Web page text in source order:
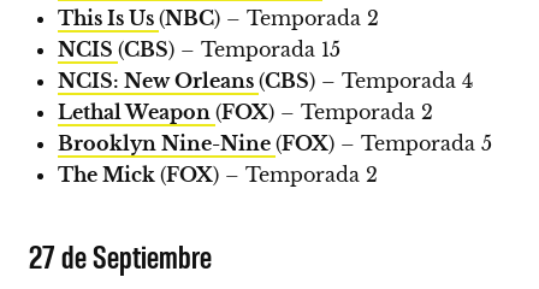
This Is Us (NBC) – Temporada 2
NCIS (CBS) – Temporada 15
NCIS: New Orleans (CBS) – Temporada 4
Lethal Weapon (FOX) – Temporada 2
Brooklyn Nine-Nine (FOX) – Temporada 5
The Mick (FOX) – Temporada 2
27 de Septiembre